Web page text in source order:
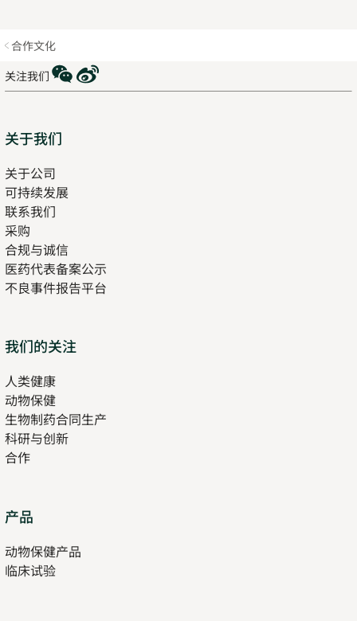
合作文化
关注我们
WeChat
Weibo
Sitemap
关于我们
关于公司
可持续发展
联系我们
采购
合规与诚信
医药代表备案公示
不良事件报告平台
我们的关注
人类健康
new
tab
动物保健
生物制药合同生产
科研与创新
合作
产品
new
tab
动物保健产品
临床试验